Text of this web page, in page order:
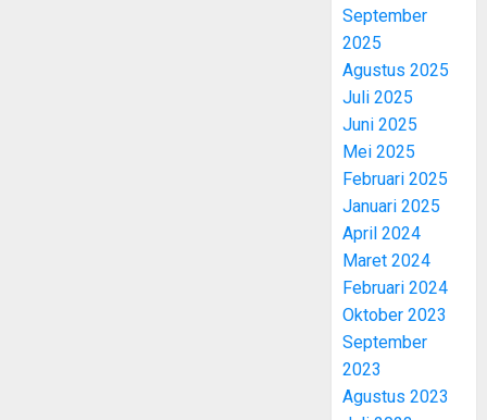
September
2025
Agustus 2025
Juli 2025
Juni 2025
Mei 2025
Februari 2025
Januari 2025
April 2024
Maret 2024
Februari 2024
Oktober 2023
September
2023
Agustus 2023